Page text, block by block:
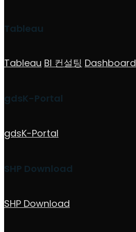
Tableau
Tableau BI 컨설팅 Dashboard
gdsK-Portal
gdsK-Portal
SHP Download
SHP Download